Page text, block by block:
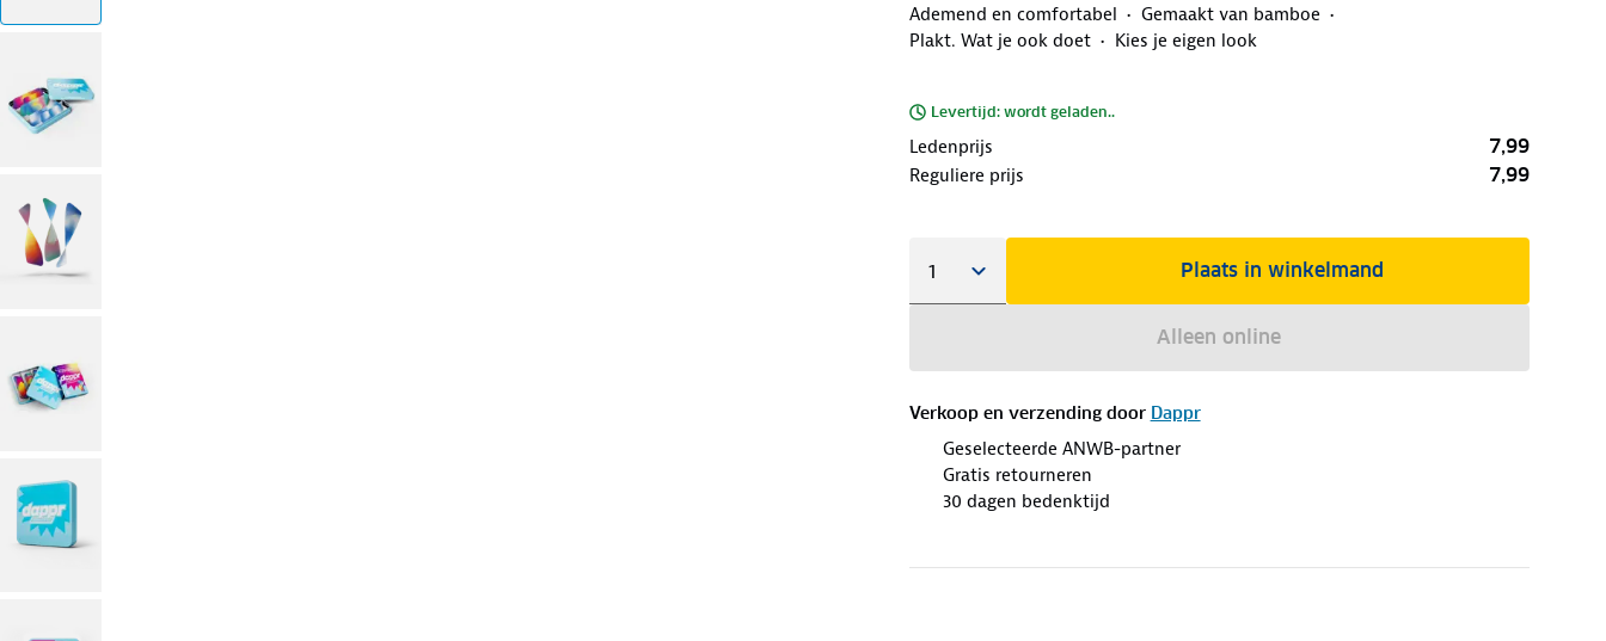
Ademend en comfortabel
Gemaakt van bamboe
Plakt. Wat je ook doet
Kies je eigen look
Levertijd: wordt geladen..
Ledenprijs 7,99
Reguliere prijs 7,99
Plaats in winkelmand
Alleen online
Verkoop en verzending door Dappr
Geselecteerde ANWB-partner
Gratis retourneren
30 dagen bedenktijd